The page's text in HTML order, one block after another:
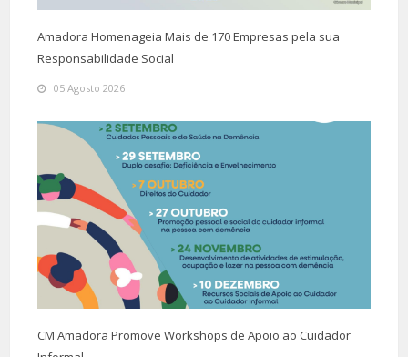
Amadora Homenageia Mais de 170 Empresas pela sua
Responsabilidade Social
05 Agosto 2026
CM Amadora Promove Workshops de Apoio ao Cuidador